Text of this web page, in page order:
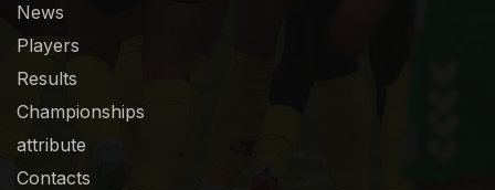
News
Players
Results
Championships
attribute
Contacts